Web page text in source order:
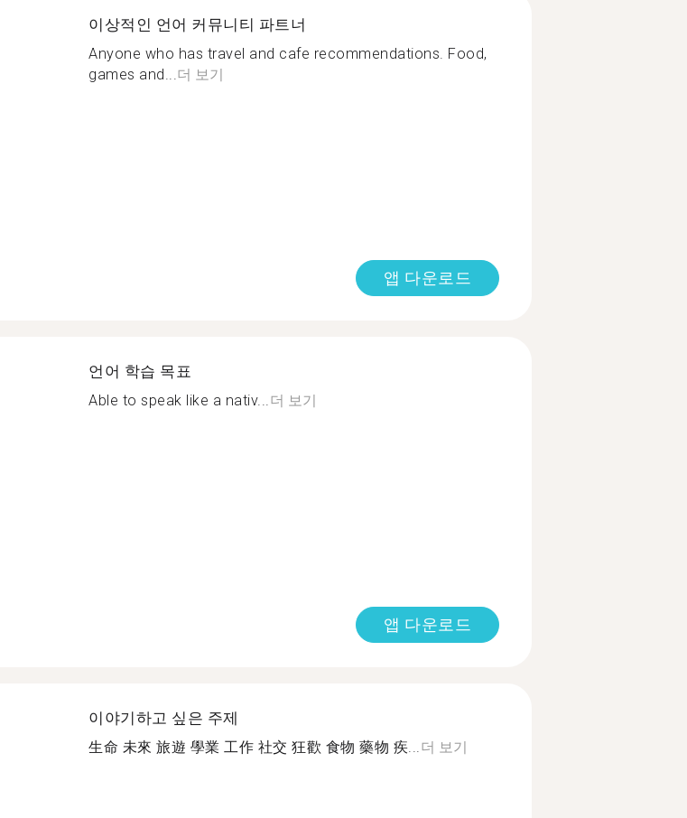
이상적인 언어 커뮤니티 파트너
Anyone who has travel and cafe recommendations. Food,
games and...더 보기
앱 다운로드
언어 학습 목표
Able to speak like a nativ...더 보기
앱 다운로드
이야기하고 싶은 주제
生命 未來 旅遊 學業 工作 社交 狂歡 食物 藥物 疾...더 보기